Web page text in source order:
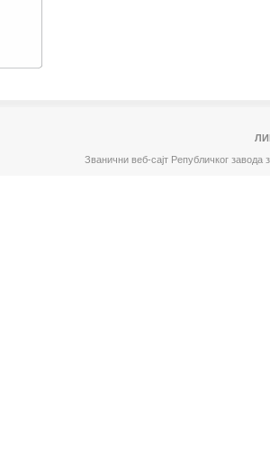
Званични веб-сајт Републичког